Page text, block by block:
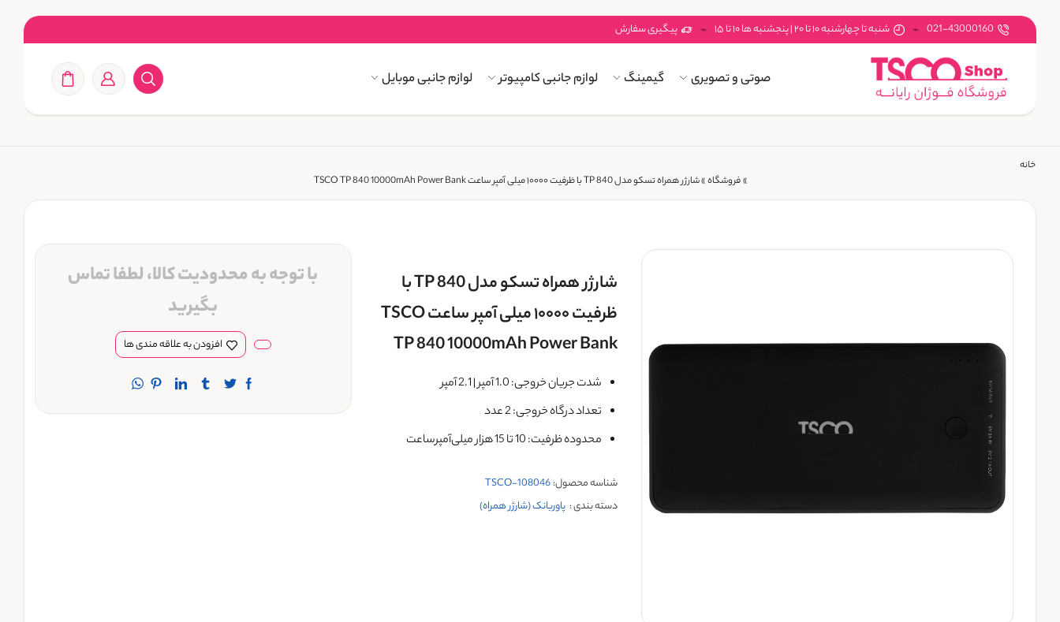
021-43000160 شنبه تا چهارشنبه ۱۰ تا ۲۰ | پنجشنبه ها ۱۰ تا ۱۵ پیگیری سفارش
صوتی و تصویری گیمینگ لوازم جانبی کامپیوتر لوازم جانبی موبایل
خانه
»فروشگاه»شارژر همراه تسکو مدل TP 840 با ظرفیت ۱۰۰۰۰ میلی آمپر ساعت TSCO TP 840 10000mAh Power Bank
شارژر همراه تسکو مدل TP 840 با
ظرفیت ۱۰۰۰۰ میلی آمپر ساعت TSCO
TP 840 10000mAh Power Bank
شدت جریان خروجی: 1.0 آمپر | 2.1 آمپر
تعداد درگاه خروجی: 2 عدد
محدوده ظرفیت: 10 تا 15 هزار میلی‌آمپر‌ساعت
شناسه محصول: TSCO-108046
دسته بندی : پاوربانک (شارژر همراه)
با توجه به محدودیت کالا، لطفا تماس
بگیرید
افزودن به علاقه مندی ها